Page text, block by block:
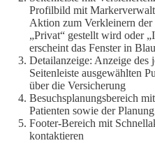
Profilbild mit
Aktion zum Verkleinern der
„Privat“ gestellt wird oder
erscheint das Fenster in
Detailanzeige: Anzeige des
Seitenleiste ausgewählten
über die Versicherung
Besuchsplanungsbereich
Patienten sowie der
Footer-Bereich mit
kontaktieren